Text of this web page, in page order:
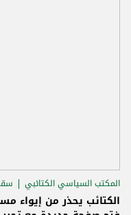
المكتب السياسي الكتائبي
الكتائب يحذر من إيواء